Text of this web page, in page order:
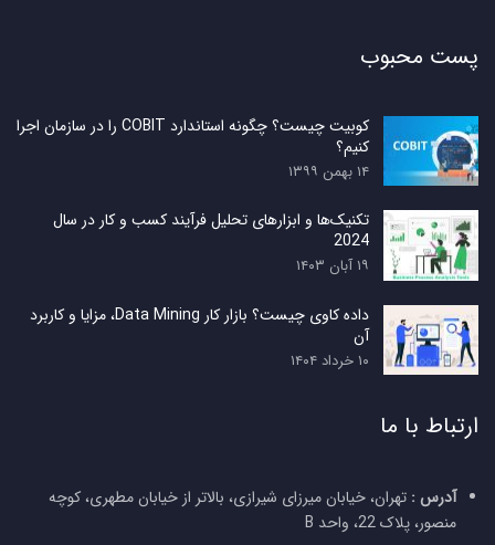
پست محبوب
کوبیت چیست؟ چگونه استاندارد COBIT را در سازمان اجرا
کنیم؟
۱۴ بهمن ۱۳۹۹
تکنیک‌ها و ابزارهای تحلیل فرآیند کسب و کار در سال
2024
۱۹ آبان ۱۴۰۳
داده کاوی چیست؟ بازار کار Data Mining، مزایا و کاربرد
آن
۱۰ خرداد ۱۴۰۴
ارتباط با ما
آدرس : تهران، خیابان میرزای شیرازی، بالاتر از خیابان مطهری، کوچه
منصور، پلاک 22، واحد B